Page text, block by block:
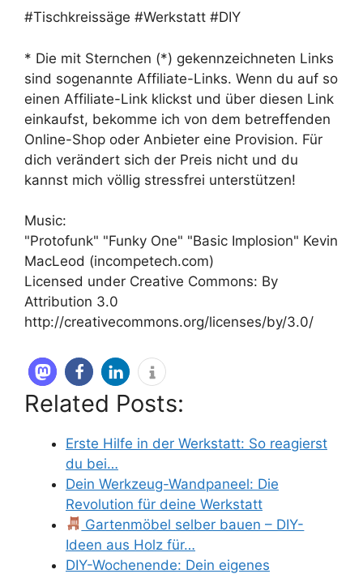
#Tischkreissäge #Werkstatt #DIY
* Die mit Sternchen (*) gekennzeichneten Links
sind sogenannte Affiliate-Links. Wenn du auf so
einen Affiliate-Link klickst und über diesen Link
einkaufst, bekomme ich von dem betreffenden
Online-Shop oder Anbieter eine Provision. Für
dich verändert sich der Preis nicht und du
kannst mich völlig stressfrei unterstützen!
Music:
"Protofunk" "Funky One" "Basic Implosion" Kevin
MacLeod (incompetech.com)
Licensed under Creative Commons: By
Attribution 3.0
http://creativecommons.org/licenses/by/3.0/
Related Posts:
Erste Hilfe in der Werkstatt: So reagierst
du bei…
Dein Werkzeug-Wandpaneel: Die
Revolution für deine Werkstatt
Gartenmöbel selber bauen – DIY-
Ideen aus Holz für…
DIY-Wochenende: Dein eigenes